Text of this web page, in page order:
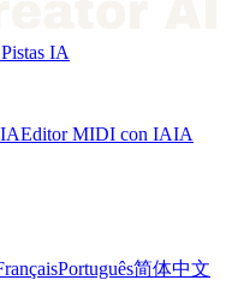
Pistas IA
Editor MIDI con IAIA
Português简体中文